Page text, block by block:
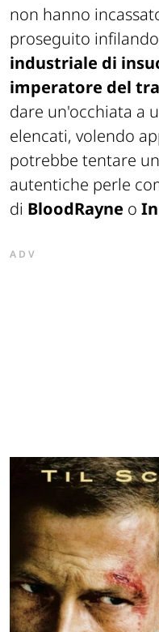
non hanno
proseguito
industriale di
imperatore del
dare un'occhiata a
elencati, volendo
potrebbe tentare
autentiche perle
di BloodRayne o I
ADV